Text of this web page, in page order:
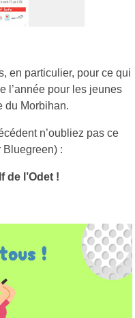
en particulier, pour ce qui
l’année pour les jeunes
du Morbihan.
n’oubliez pas ce
:
de l’Odet !